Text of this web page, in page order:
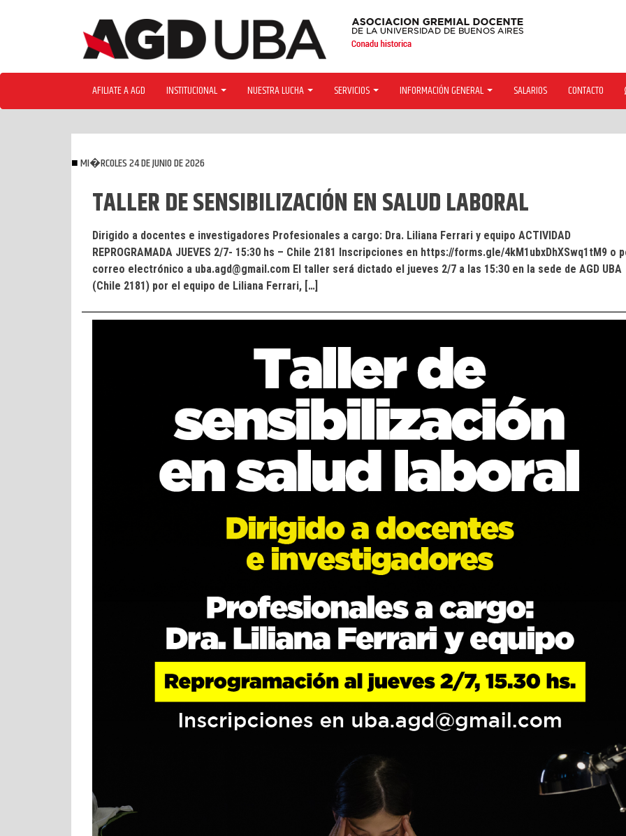
AFILIATE A AGD INSTITUCIONAL NUESTRA LUCHA SERVICIOS INFORMACIÓN GENERAL SALARIOS CONTACTO
MI�RCOLES 24 DE JUNIO DE 2026
TALLER DE SENSIBILIZACIÓN EN SALUD LABORAL
Dirigido a docentes e investigadores Profesionales a cargo: Dra. Liliana Ferrari y equipo ACTIVIDAD
REPROGRAMADA JUEVES 2/7- 15:30 hs – Chile 2181 Inscripciones en https://forms.gle/4kM1ubxDhXSwq1tM9 o
correo electrónico a uba.agd@gmail.com El taller será dictado el jueves 2/7 a las 15:30 en la sede de AGD UBA
(Chile 2181) por el equipo de Liliana Ferrari, […]